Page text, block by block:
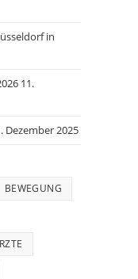
in
11.
Dezember 2025
BEWEGUNG